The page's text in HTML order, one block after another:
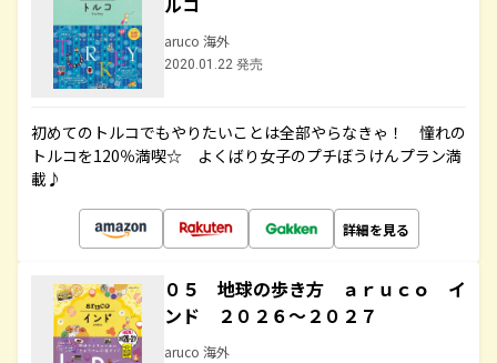
aruco 海外
2020.01.22 発売
初めてのトルコでもやりたいことは全部やらなきゃ！ 憧れの
トルコを120％満喫☆ よくばり女子のプチぼうけんプラン満
載♪
詳細を見る
０５ 地球の歩き方 ａｒｕｃｏ イ
ンド ２０２６～２０２７
aruco 海外